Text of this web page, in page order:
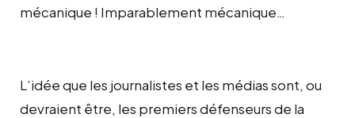
mécanique ! Imparablement mécanique…
L’idée que les journalistes et les médias sont, ou
devraient être, les premiers défenseurs de la